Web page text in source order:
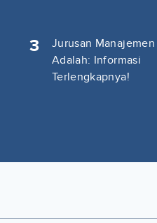
3
Jurusan Manajemen
Adalah: Informasi
Terlengkapnya!